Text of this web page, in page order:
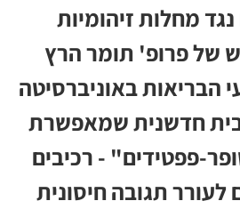
מחלות זיהומיות
של פרופ' תומר הרץ
הבריאות באוניברסיטה
חדשנית שמאפשרת
פפטידים" - רכיבים
לעורר תגובה חיסונית